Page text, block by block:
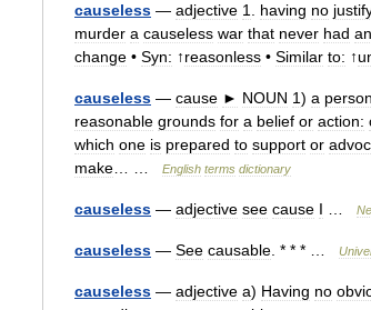
causeless — adjective 1 having no
murder a causeless war that never had an
change • Syn: ↑reasonless • Similar to: ↑
causeless — cause ► NOUN 1) a person
reasonable grounds for a belief or action:
which one is prepared to support or
make
English terms dictionary
causeless — adjective see cause I
causeless — See causable . * * * …
causeless — adjective a) Having no